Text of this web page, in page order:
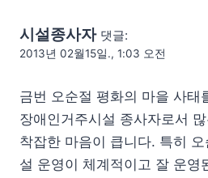
시설종사자 댓글:
2013년 02월15일., 1:03 오전
금번 오순절 평화의 마을 사태
장애인거주시설 종사자로서
착잡한 마음이 큽니다. 특히
설 운영이 체계적이고 잘 운영